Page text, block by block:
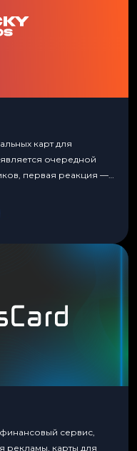
карт для
очередной
первая реакция —
любой новый продукт,
LuckyCards — история
сервис,
рекламы, карты для